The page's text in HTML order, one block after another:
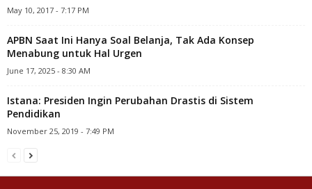
May 10, 2017 - 7:17 PM
APBN Saat Ini Hanya Soal Belanja, Tak Ada Konsep
Menabung untuk Hal Urgen
June 17, 2025 - 8:30 AM
Istana: Presiden Ingin Perubahan Drastis di Sistem
Pendidikan
November 25, 2019 - 7:49 PM